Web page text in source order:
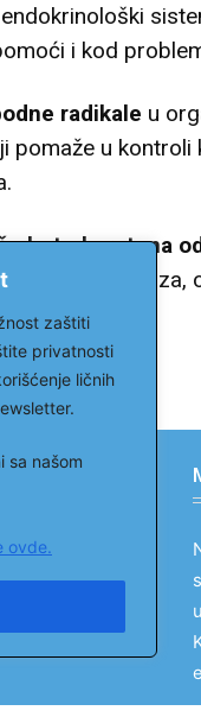
zaštiti
privatnosti
ličnih
sa našom
ovde.
i kod
radikale u
pomaže u
beta-karotena
od
uz